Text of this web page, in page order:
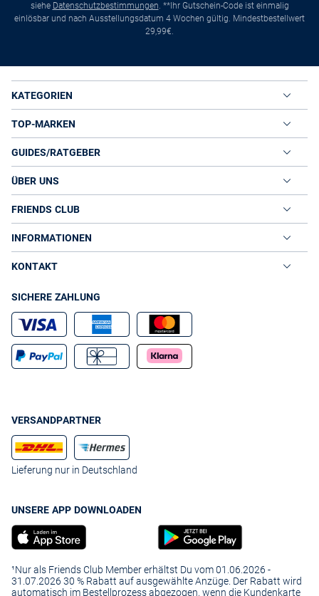
siehe Datenschutzbestimmungen. **Ihr Gutschein-Code ist einmalig
einlösbar und nach Ausstellungsdatum 4 Wochen gültig. Mindestbestellwert
29,99€.
KATEGORIEN
TOP-MARKEN
GUIDES/RATGEBER
ÜBER UNS
FRIENDS CLUB
INFORMATIONEN
KONTAKT
SICHERE ZAHLUNG
VERSANDPARTNER
Lieferung nur in Deutschland
UNSERE APP DOWNLOADEN
¹Nur als Friends Club Member erhältst Du vom 01.06.2026 -
31.07.2026 30 % Rabatt auf ausgewählte Anzüge. Der Rabatt wird
automatisch im Bestellprozess abgezogen, wenn die Kundenkarte